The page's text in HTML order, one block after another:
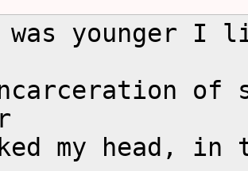
was younger I
of
my head, in